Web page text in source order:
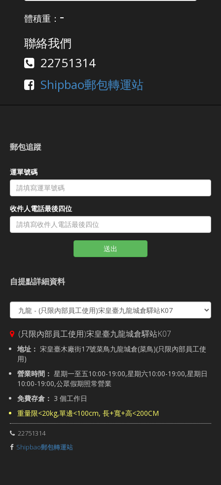
體積重： -
聯絡我們
22751314
Shipbao郵包轉運站
郵包追蹤
運單號碼
收件人電話最後四位
送出
自提點詳細資料
(只限內部員工使用)宋皇臺九龍城倉驛站K07
地址： 宋皇臺木廠街17號菜鳥九龍城倉(菜鳥)(只限內部員工使
用)
營業時間： 星期一至五10:00-19:00,星期六10:00-19:00,星期日
10:00-19:00,公眾假期照常營業
免費存倉： 3 個工作日
重量限<20kg,單邊<100cm, 長+寬+高<200CM
22751314
Shipbao郵包轉運站